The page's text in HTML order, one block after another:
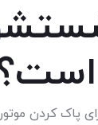
پاک کردن